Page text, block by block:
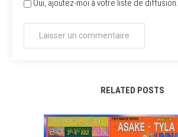
Oui, ajoutez-moi à votre liste de diffusion.
RELATED POSTS